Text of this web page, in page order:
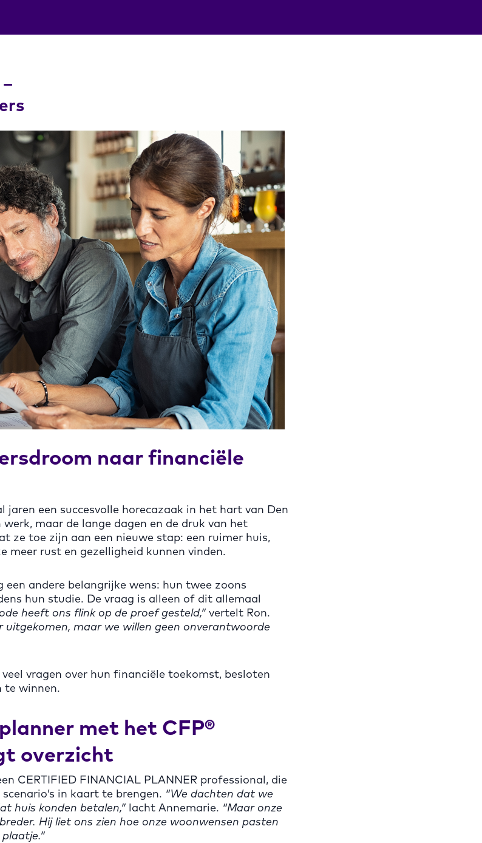
naar financiële
jaren een succesvolle horecazaak in het hart van Den
maar de lange dagen en de druk van het
ze toe zijn aan een nieuwe stap: een ruimer huis,
meer rust en gezelligheid kunnen vinden.
een andere belangrijke wens: hun twee zoons
hun studie. De vraag is alleen of dit allemaal
heeft ons flink op de proef gesteld,” vertelt Ron.
uitgekomen, maar we willen geen onverantwoorde
vragen over hun financiële toekomst, besloten
te winnen.
met het CFP®
overzicht
CERTIFIED FINANCIAL PLANNER professional, die
in kaart te brengen. “We dachten dat we
huis konden betalen,” lacht Annemarie. “Maar onze
Hij liet ons zien hoe onze woonwensen pasten